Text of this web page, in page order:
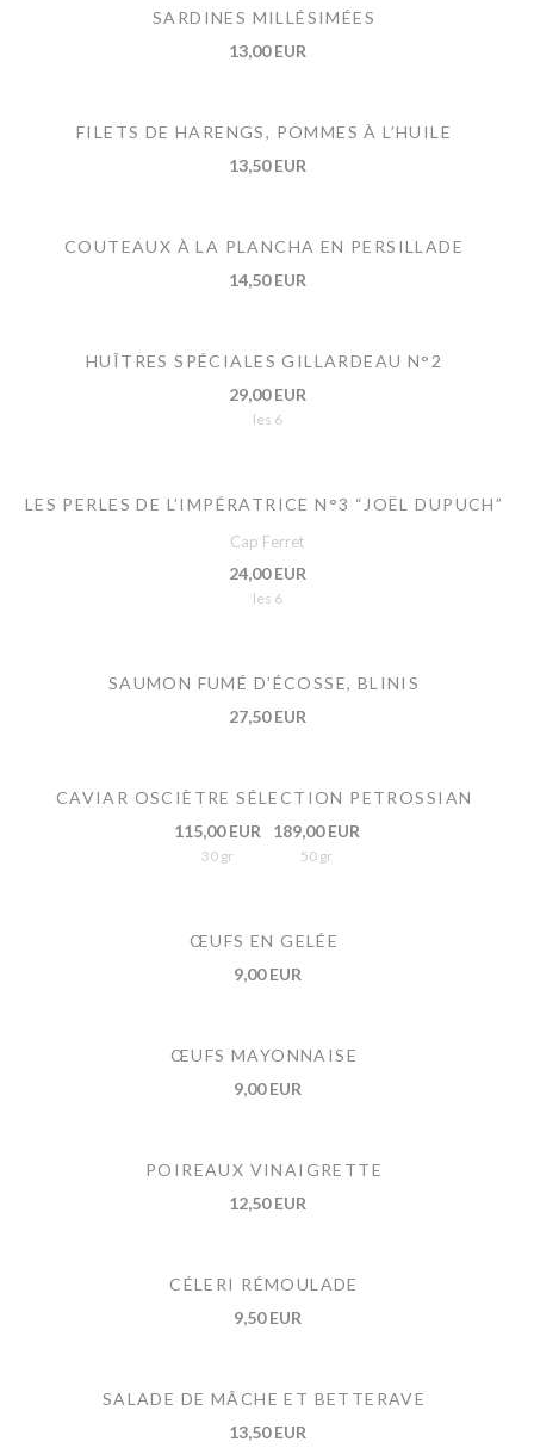
SARDINES MILLÉSIMÉES
13,00 EUR
FILETS DE HARENGS, POMMES À L’HUILE
13,50 EUR
COUTEAUX À LA PLANCHA EN PERSILLADE
14,50 EUR
HUÎTRES SPÉCIALES GILLARDEAU N°2
29,00 EUR
les 6
LES PERLES DE L’IMPÉRATRICE N°3 “JOËL DUPUCH”
Cap Ferret
24,00 EUR
les 6
SAUMON FUMÉ D’ÉCOSSE, BLINIS
27,50 EUR
CAVIAR OSCIÈTRE SÉLECTION PETROSSIAN
115,00 EUR
30 gr
189,00 EUR
50 gr
ŒUFS EN GELÉE
9,00 EUR
ŒUFS MAYONNAISE
9,00 EUR
POIREAUX VINAIGRETTE
12,50 EUR
CÉLERI RÉMOULADE
9,50 EUR
SALADE DE MÂCHE ET BETTERAVE
13,50 EUR